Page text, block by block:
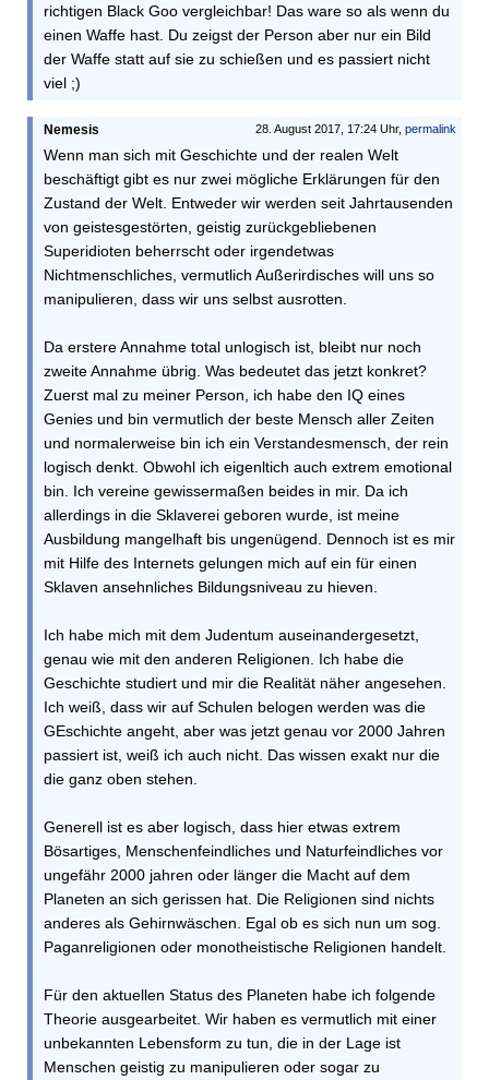
richtigen Black Goo vergleichbar! Das ware so als wenn du
einen Waffe hast. Du zeigst der Person aber nur ein Bild
der Waffe statt auf sie zu schießen und es passiert nicht
viel ;)
28. August 2017, 17:24 Uhr, permalink
Nemesis
Wenn man sich mit Geschichte und der realen Welt
beschäftigt gibt es nur zwei mögliche Erklärungen für den
Zustand der Welt. Entweder wir werden seit Jahrtausenden
von geistesgestörten, geistig zurückgebliebenen
Superidioten beherrscht oder irgendetwas
Nichtmenschliches, vermutlich Außerirdisches will uns so
manipulieren, dass wir uns selbst ausrotten.
Da erstere Annahme total unlogisch ist, bleibt nur noch
zweite Annahme übrig. Was bedeutet das jetzt konkret?
Zuerst mal zu meiner Person, ich habe den IQ eines
Genies und bin vermutlich der beste Mensch aller Zeiten
und normalerweise bin ich ein Verstandesmensch, der rein
logisch denkt. Obwohl ich eigenltich auch extrem emotional
bin. Ich vereine gewissermaßen beides in mir. Da ich
allerdings in die Sklaverei geboren wurde, ist meine
Ausbildung mangelhaft bis ungenügend. Dennoch ist es mir
mit Hilfe des Internets gelungen mich auf ein für einen
Sklaven ansehnliches Bildungsniveau zu hieven.
Ich habe mich mit dem Judentum auseinandergesetzt,
genau wie mit den anderen Religionen. Ich habe die
Geschichte studiert und mir die Realität näher angesehen.
Ich weiß, dass wir auf Schulen belogen werden was die
GEschichte angeht, aber was jetzt genau vor 2000 Jahren
passiert ist, weiß ich auch nicht. Das wissen exakt nur die
die ganz oben stehen.
Generell ist es aber logisch, dass hier etwas extrem
Bösartiges, Menschenfeindliches und Naturfeindliches vor
ungefähr 2000 jahren oder länger die Macht auf dem
Planeten an sich gerissen hat. Die Religionen sind nichts
anderes als Gehirnwäschen. Egal ob es sich nun um sog.
Paganreligionen oder monotheistische Religionen handelt.
Für den aktuellen Status des Planeten habe ich folgende
Theorie ausgearbeitet. Wir haben es vermutlich mit einer
unbekannten Lebensform zu tun, die in der Lage ist
Menschen geistig zu manipulieren oder sogar zu